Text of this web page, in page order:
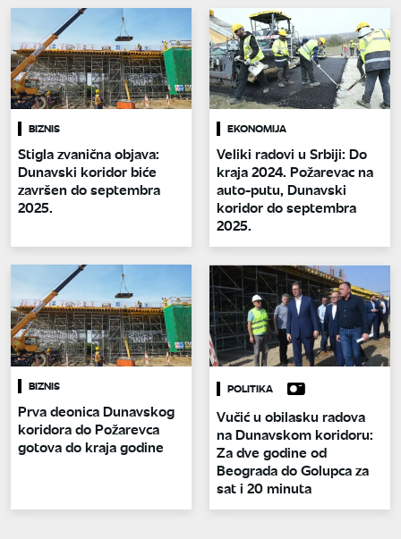
BIZNIS
Stigla zvanična objava:
Dunavski koridor biće
završen do septembra
2025.
EKONOMIJA
Veliki radovi u Srbiji: Do
kraja 2024. Požarevac na
auto-putu, Dunavski
koridor do septembra
2025.
BIZNIS
Prva deonica Dunavskog
koridora do Požarevca
gotova do kraja godine
POLITIKA
Vučić u obilasku radova
na Dunavskom koridoru:
Za dve godine od
Beograda do Golupca za
sat i 20 minuta